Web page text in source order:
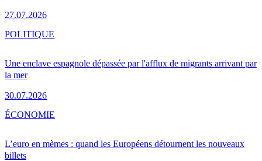
27.07.2026
Une enclave espagnole dépassée par l'afflux de migrants arrivant par
la mer
30.07.2026
POLITIQUE
L’euro en mèmes : quand les Européens détournent les nouveaux
billets
ÉCONOMIE